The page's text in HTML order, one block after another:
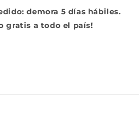
demora 5 días hábiles.
gratis a todo el país!